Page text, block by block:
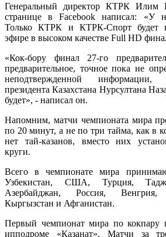
Генеральный директор КТРК Илим
странице в Facebook написал: «У
Только КТРК и КТРК-Спорт будет
эфире в высоком качестве Full HD
«Кок-бору финал 27-го
предварительное, точное пока не
неподтвержденной информации,
президента Казахстана Нурсултана
будет», - написал он.
Напомним, матчи чемпионата мира
по 20 минут, а не по три тайма, как в
нет тай-казанов, вместо них
круги.
Всего в чемпионате мира
Узбекистан, США, Турция,
Азербайджан, Россия, Венгрия,
Кыргызстан и Афганистан.
Первый чемпионат мира по кокпару
ипподроме «Казанат». Матчи за